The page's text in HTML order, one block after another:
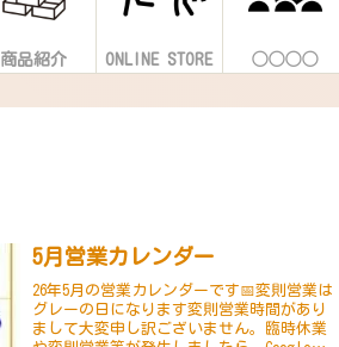
商品紹介 ONLINE STORE ◯◯◯◯
5月営業カレンダー
26年5月の営業カレンダーです📅変則営業は
グレーの日になります変則営業時間があり
まして大変申し訳ございません。臨時休業